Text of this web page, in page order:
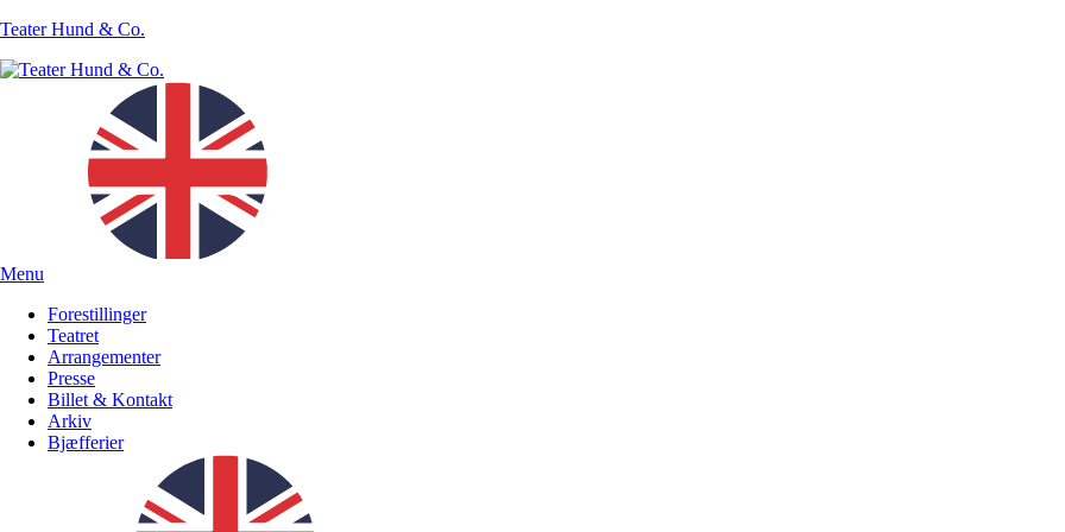
Teater Hund & Co.
Menu
Forestillinger
Teatret
Arrangementer
Presse
Billet & Kontakt
Arkiv
Bjæfferier